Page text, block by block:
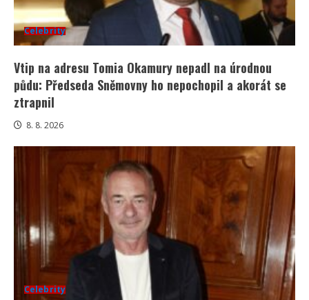
Celebrity
Vtip na adresu Tomia Okamury nepadl na úrodnou
půdu: Předseda Sněmovny ho nepochopil a akorát se
ztrapnil
8. 8. 2026
Celebrity